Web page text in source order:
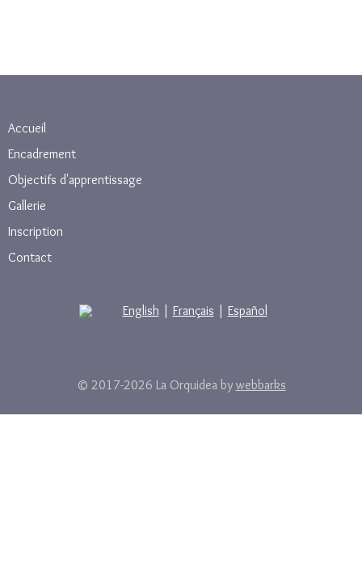
Accueil
Encadrement
Objectifs d'apprentissage
Gallerie
Inscription
Contact
English Français Español
© 2017-2026 La Orquidea by webbarks